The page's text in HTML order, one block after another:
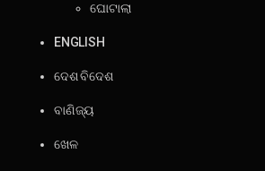
ଘୋଟାଲା
ENGLISH
ଦେଶ ବିଦେଶ
ବାଣିଜ୍ୟ
ଖେଳ